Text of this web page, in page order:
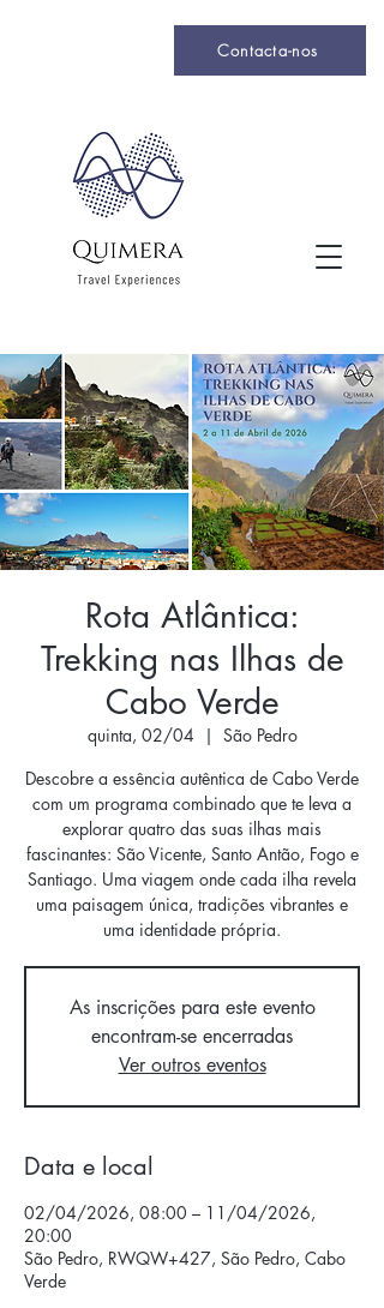
Contacta-nos
Rota Atlântica:
Trekking nas Ilhas de
Cabo Verde
quinta, 02/04
  |
São Pedro
Descobre a essência autêntica de Cabo Verde
com um programa combinado que te leva a
explorar quatro das suas ilhas mais
fascinantes: São Vicente, Santo Antão, Fogo e
Santiago. Uma viagem onde cada ilha revela
uma paisagem única, tradições vibrantes e
uma identidade própria.
As inscrições para este evento
encontram-se encerradas
Ver outros eventos
Data e local
02/04/2026, 08:00 – 11/04/2026,
20:00
São Pedro, RWQW+427, São Pedro, Cabo
Verde